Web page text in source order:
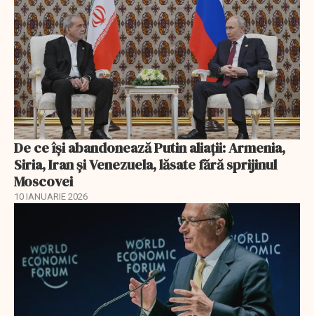
De ce își abandonează Putin aliații: Armenia,
Siria, Iran și Venezuela, lăsate fără sprijinul
Moscovei
10 IANUARIE 2026